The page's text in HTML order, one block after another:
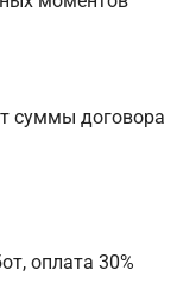
суммы договора
оплата 30%